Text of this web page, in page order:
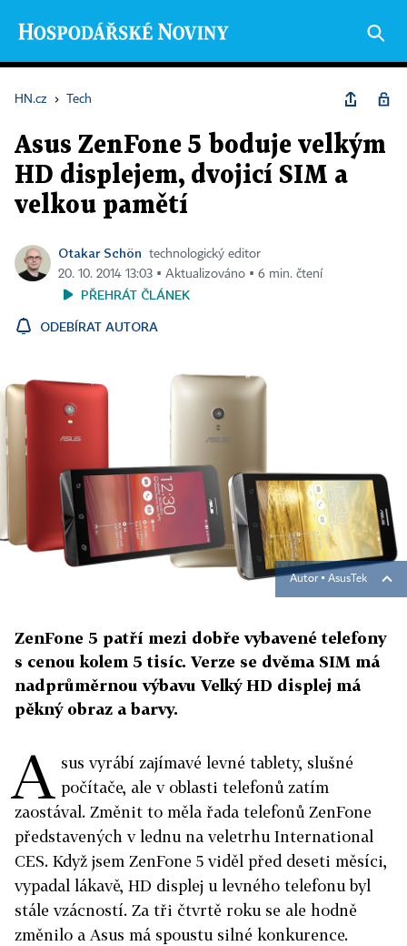
HN.cz › Tech
Asus ZenFone 5 boduje velkým
HD displejem, dvojicí SIM a
velkou pamětí
Otakar Schön
technologický editor
20. 10. 2014 13:03 ▪ Aktualizováno ▪ 6 min. čtení
PŘEHRÁT ČLÁNEK
ODEBÍRAT AUTORA
Autor ▪ AsusTek
ZenFone 5 patří mezi dobře vybavené telefony
s cenou kolem 5 tisíc. Verze se dvěma SIM má
nadprůměrnou výbavu Velký HD displej má
pěkný obraz a barvy.
A sus vyrábí zajímavé levné tablety, slušné
počítače, ale v oblasti telefonů zatím
zaostával. Změnit to měla řada telefonů ZenFone
představených v lednu na veletrhu International
CES. Když jsem ZenFone 5 viděl před deseti měsíci,
vypadal lákavě, HD displej u levného telefonu byl
stále vzácností. Za tři čtvrtě roku se ale hodně
změnilo a Asus má spoustu silné konkurence.